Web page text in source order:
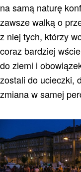
na samą naturę
zawsze walką o
z niej tych, którzy
coraz bardziej
do ziemi i
zostali do ucieczki,
zmiana w samej